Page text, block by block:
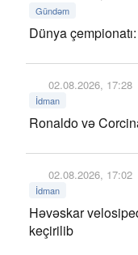
Gündəm
Dünya
02.08.2026, 17:28
İdman
Ronaldo və
02.08.2026, 17:02
İdman
Həvəskar
keçirilib